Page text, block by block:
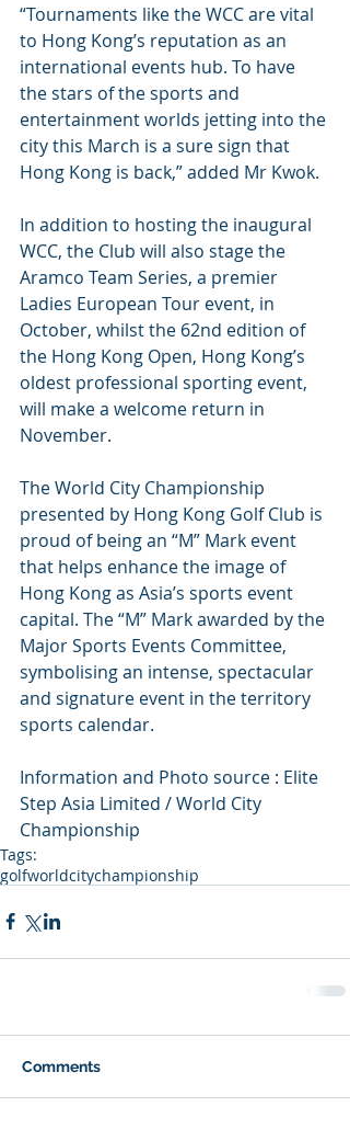
“Tournaments like the WCC are vital
to Hong Kong’s reputation as an
international events hub. To have
the stars of the sports and
entertainment worlds jetting into the
city this March is a sure sign that
Hong Kong is back,” added Mr Kwok.
In addition to hosting the inaugural
WCC, the Club will also stage the
Aramco Team Series, a premier
Ladies European Tour event, in
October, whilst the 62nd edition of
the Hong Kong Open, Hong Kong’s
oldest professional sporting event,
will make a welcome return in
November.
The World City Championship
presented by Hong Kong Golf Club is
proud of being an “M” Mark event
that helps enhance the image of
Hong Kong as Asia’s sports event
capital. The “M” Mark awarded by the
Major Sports Events Committee,
symbolising an intense, spectacular
and signature event in the territory
sports calendar.
Information and Photo source : Elite
Step Asia Limited / World City
Championship
Tags:
golfworldcitychampionship
Comments